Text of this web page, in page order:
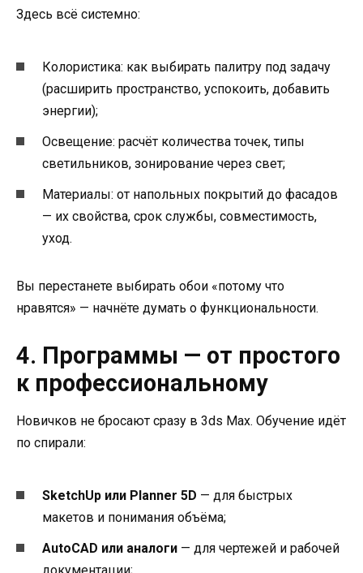
Здесь всё системно:
Колористика: как выбирать палитру под задачу
(расширить пространство, успокоить, добавить
энергии);
Освещение: расчёт количества точек, типы
светильников, зонирование через свет;
Материалы: от напольных покрытий до фасадов
— их свойства, срок службы, совместимость,
уход.
Вы перестанете выбирать обои «потому что
нравятся» — начнёте думать о функциональности.
4. Программы — от простого
к профессиональному
Новичков не бросают сразу в 3ds Max. Обучение идёт
по спирали:
SketchUp или Planner 5D — для быстрых
макетов и понимания объёма;
AutoCAD или аналоги — для чертежей и рабочей